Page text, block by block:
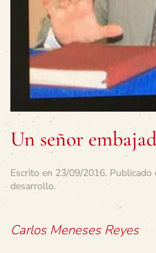
Un señor
Escrito en 23/09/2016. Publicado
desarrollo.
Carlos Meneses Reyes